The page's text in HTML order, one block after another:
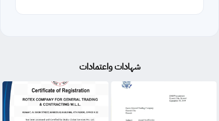
شهادات واعتمادات